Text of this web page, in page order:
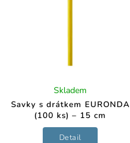
Savky s drátkem EURONDA
(100 ks) – 15 cm
Skladem
Detail